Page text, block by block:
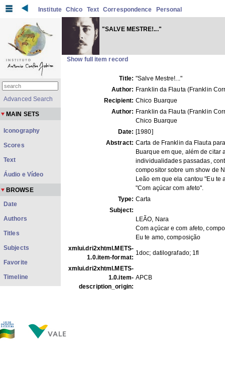
Institute Chico Text Correspondence Personal
"SALVE MESTRE!..."
Show full item record
Title: "Salve Mestre!..."
Author: Franklin da Flauta (Franklin
Recipient: Chico Buarque
Author: Franklin da Flauta (Franklin
Chico Buarque
Date: [1980]
Abstract: Carta de Franklin da Flauta
Buarque em que, além de citar
individualidades passadas,
compositor sobre um show de
Leão em que ela cantou "Eu te
"Com açúcar com afeto".
Type: Carta
Subject:
LEÃO, Nara
Com açúcar e com afeto,
Eu te amo, composição
xmlui.dri2xhtml.METS-
1.0.item-format:
1doc; datilografado; 1fl
xmlui.dri2xhtml.METS-
1.0.item-
description_origin:
APCB
Advanced Search
MAIN SETS
Iconography
Scores
Text
Áudio e Vídeo
BROWSE
Date
Authors
Titles
Subjects
Favorite
Timeline